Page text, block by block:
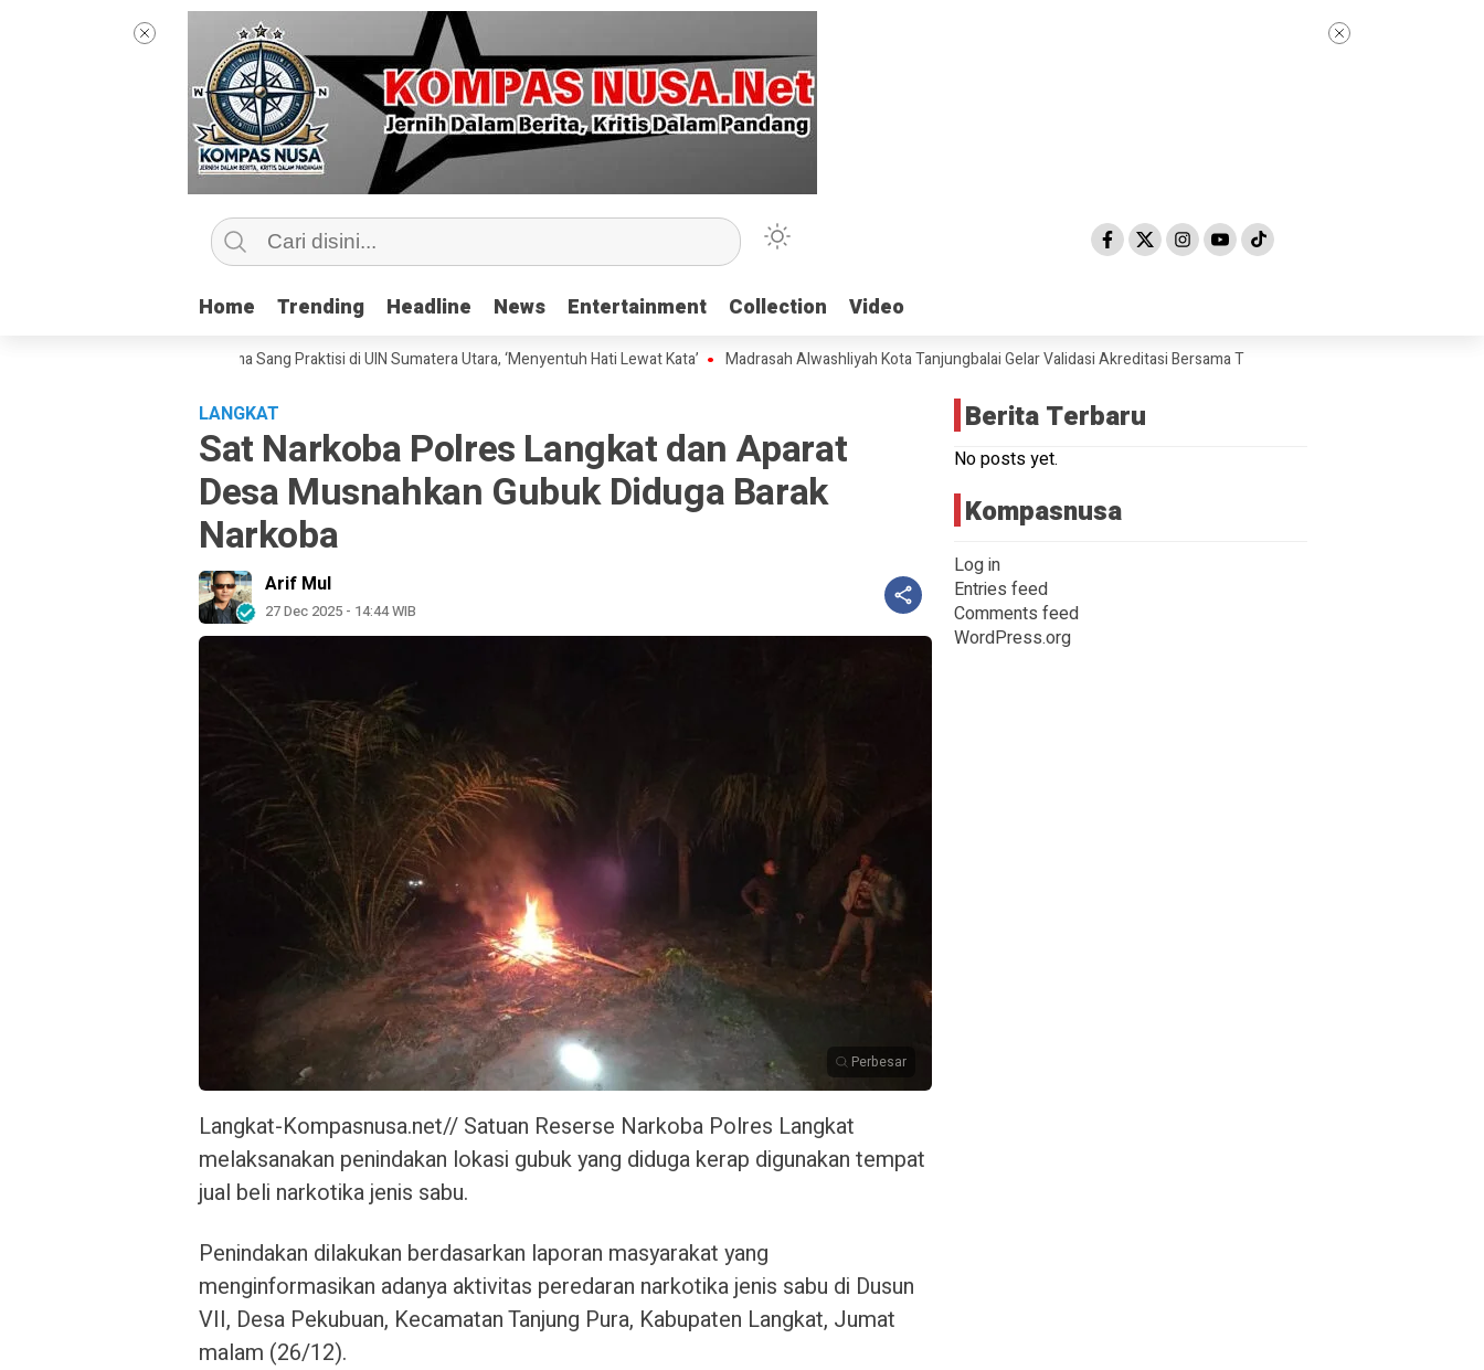
Home Trending Headline News Entertainment Collection Video
Home Trending Headline News Entertainment Collection Video
Jurnalisme Bersama Sang Praktisi di UIN Sumatera Utara, ‘Menyentuh Hati Lewat Kata’ Madrasah Alwashliyah Kota Tanjungbalai Gelar Validasi Akreditasi Bersama Tim Asesor BAN-PDM Tahun 2026
LANGKAT
Sat Narkoba Polres Langkat dan Aparat
Desa Musnahkan Gubuk Diduga Barak
Narkoba
Arif Mul
27 Dec 2025 - 14:44 WIB
Perbesar
Langkat-Kompasnusa.net// Satuan Reserse Narkoba Polres Langkat
melaksanakan penindakan lokasi gubuk yang diduga kerap digunakan tempat
jual beli narkotika jenis sabu.
Penindakan dilakukan berdasarkan laporan masyarakat yang
menginformasikan adanya aktivitas peredaran narkotika jenis sabu di Dusun
VII, Desa Pekubuan, Kecamatan Tanjung Pura, Kabupaten Langkat, Jumat
malam (26/12).
Berita Terbaru
No posts yet.
Kompasnusa
Log in
Entries feed
Comments feed
WordPress.org